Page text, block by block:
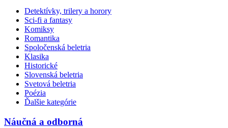
Detektívky, trilery a horory
Sci-fi a fantasy
Komiksy
Romantika
Spoločenská beletria
Klasika
Historické
Slovenská beletria
Svetová beletria
Poézia
Ďalšie kategórie
Náučná a odborná